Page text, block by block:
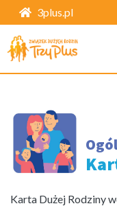
3plus.pl
Karta Dużej Rodziny